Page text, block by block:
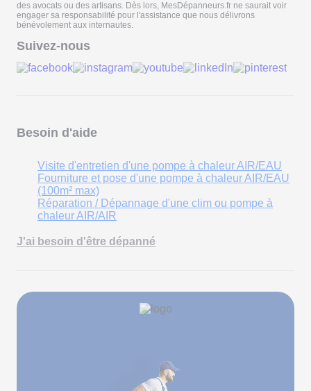
des avocats ou des artisans. Dès lors, MesDépanneurs.fr ne saurait voir
engager sa responsabilité pour l'assistance que nous délivrons
bénévolement aux internautes.
Suivez-nous
Besoin d'aide
Visite d'entretien d'une pompe à chaleur AIR/EAU
Fourniture et pose d'une pompe à chaleur AIR/EAU
(100m² max)
Réparation / Dépannage d'une clim ou pompe à
chaleur AIR/AIR
J'ai besoin d'être dépanné